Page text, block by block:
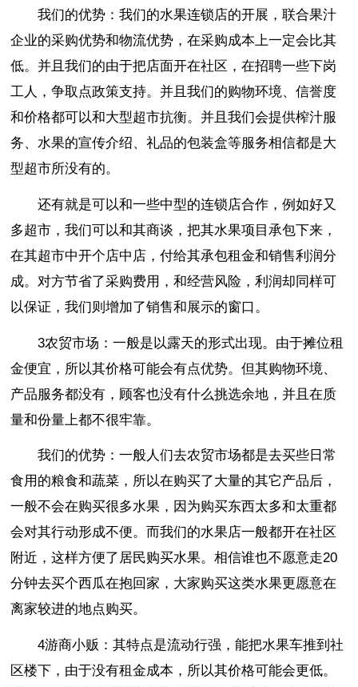
我们的优势：我们的水果连锁店的开展，联合果汁
企业的采购优势和物流优势，在采购成本上一定会比其
低。并且我们的由于把店面开在社区，在招聘一些下岗
工人，争取点政策支持。并且我们的购物环境、信誉度
和价格都可以和大型超市抗衡。并且我们会提供榨汁服
务、水果的宣传介绍、礼品的包装盒等服务相信都是大
型超市所没有的。
还有就是可以和一些中型的连锁店合作，例如好又
多超市，我们可以和其商谈，把其水果项目承包下来，
在其超市中开个店中店，付给其承包租金和销售利润分
成。对方节省了采购费用，和经营风险，利润却同样可
以保证，我们则增加了销售和展示的窗口。
3农贸市场：一般是以露天的形式出现。由于摊位租
金便宜，所以其价格可能会有点优势。但其购物环境、
产品服务都没有，顾客也没有什么挑选余地，并且在质
量和份量上都不很牢靠。
我们的优势：一般人们去农贸市场都是去买些日常
食用的粮食和蔬菜，所以在购买了大量的其它产品后，
一般不会在购买很多水果，因为购买东西太多和太重都
会对其行动形成不便。而我们的水果店一般都开在社区
附近，这样方便了居民购买水果。相信谁也不愿意走20
分钟去买个西瓜在抱回家，大家购买这类水果更愿意在
离家较进的地点购买。
4游商小贩：其特点是流动行强，能把水果车推到社
区楼下，由于没有租金成本，所以其价格可能会更低。